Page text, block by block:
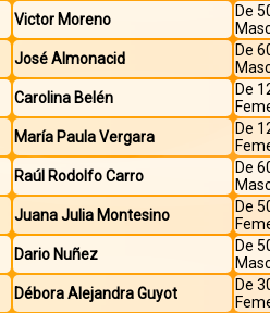
Victor Moreno
De
José Almonacid
De
Carolina Belén
De
María Paula Vergara
De
Raúl Rodolfo Carro
De
Juana Julia Montesino
De
Dario Nuñez
De
Débora Alejandra Guyot
De